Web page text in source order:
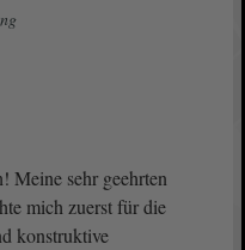
Meine sehr geehrten
mich zuerst für die
konstruktive